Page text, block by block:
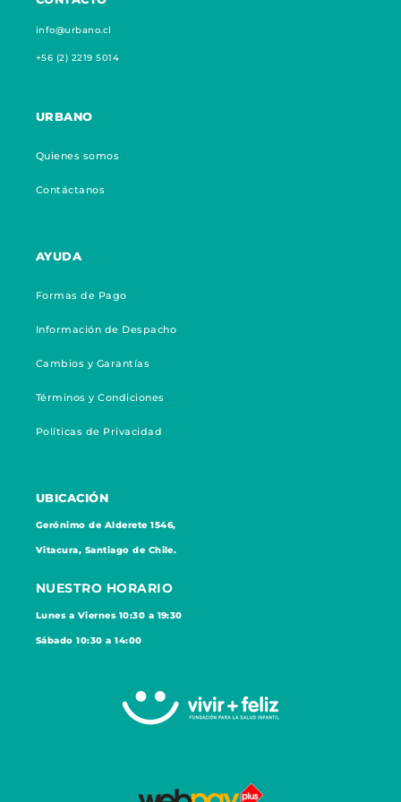
info@urbano.cl
+56 (2) 2219 5014
URBANO
Quienes somos
Contáctanos
AYUDA
Formas de Pago
Información de Despacho
Cambios y Garantías
Términos y Condiciones
Políticas de Privacidad
UBICACIÓN
Gerónimo de Alderete 1546,
Vitacura, Santiago de Chile.
NUESTRO HORARIO
Lunes a Viernes 10:30 a 19:30
Sábado 10:30 a 14:00